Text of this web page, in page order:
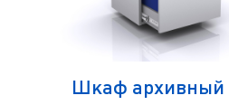
Шкаф архивный